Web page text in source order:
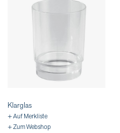
Klarglas
+ Auf Merkliste
+ Zum Webshop